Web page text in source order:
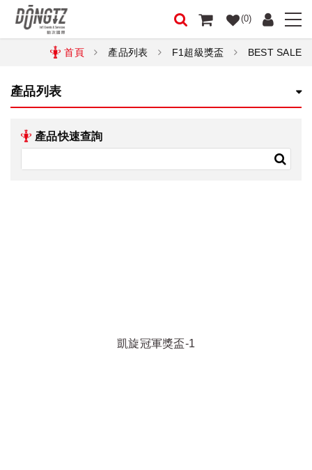
(0)
首頁 產品列表 F1超級獎盃 BEST SALE
產品列表
產品快速查詢